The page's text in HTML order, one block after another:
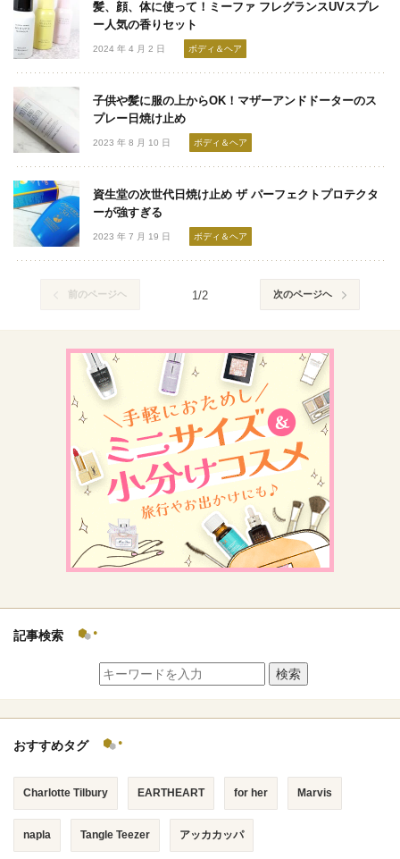
髪、顔、体に使って！ミーファ フレグランスUVスプレ
ー人気の香りセット
2024 年 4 月 2 日 ボディ＆ヘア
子供や髪に服の上からOK！マザーアンドドーターのス
プレー日焼け止め
2023 年 8 月 10 日 ボディ＆ヘア
資生堂の次世代日焼け止め ザ パーフェクトプロテクタ
ーが強すぎる
2023 年 7 月 19 日 ボディ＆ヘア
前のページヘ 1/2 次のページヘ
記事検索
検索
おすすめタグ
Charlotte Tilbury EARTHEART for her Marvis
napla Tangle Teezer アッカカッパ